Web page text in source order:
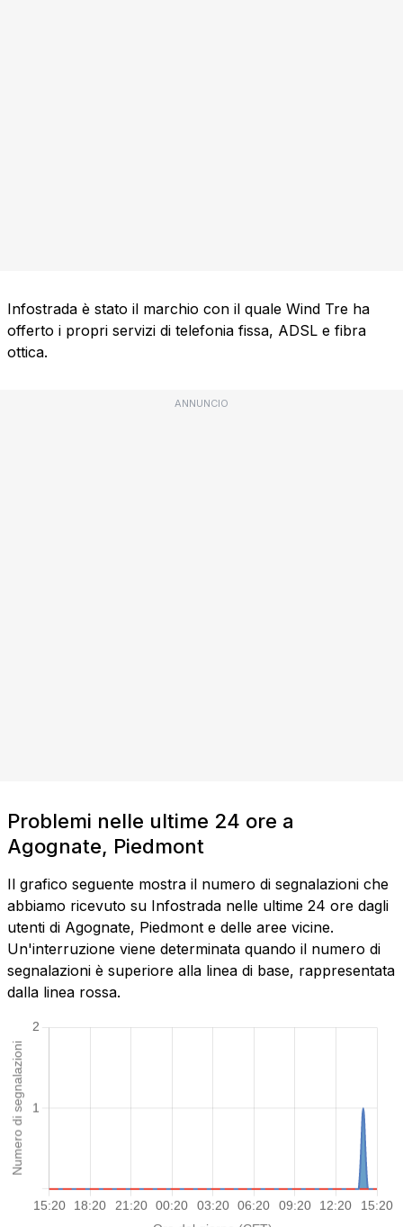
Infostrada è stato il marchio con il quale Wind Tre ha
offerto i propri servizi di telefonia fissa, ADSL e fibra
ottica.
ANNUNCIO
Problemi nelle ultime 24 ore a
Agognate, Piedmont
Il grafico seguente mostra il numero di segnalazioni che
abbiamo ricevuto su Infostrada nelle ultime 24 ore dagli
utenti di Agognate, Piedmont e delle aree vicine.
Un'interruzione viene determinata quando il numero di
segnalazioni è superiore alla linea di base, rappresentata
dalla linea rossa.